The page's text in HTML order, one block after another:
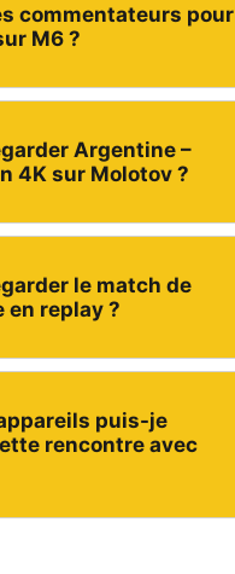
commentateurs pour
M6 ?
Argentine –
4K sur Molotov ?
le match de
en replay ?
puis-je
rencontre avec